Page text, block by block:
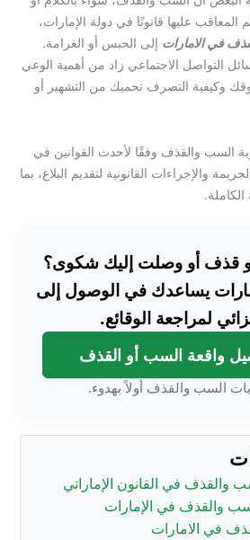
المعاقب عليها قانونًا في دولة الإمارات،
في الامارات إلى الحبس أو الغرامة.
التواصل الاجتماعي زاد من أهمية الوعي
وكيفية التصرف تحميك من التشهير أو
السب والقذف وفقًا لأحدث القوانين في
والإجراءات القانونية لتقديم البلاغ، بما
قذف أو وصلت إليك شكوى؟
يساعدك في الوصول إلى
لمراجعة الوقائع.
واقعة السب أو القذف
السب والقذف أولاً بهدوء.
والقذف في القانون الإماراتي
والقذف في الإمارات
في الامارات